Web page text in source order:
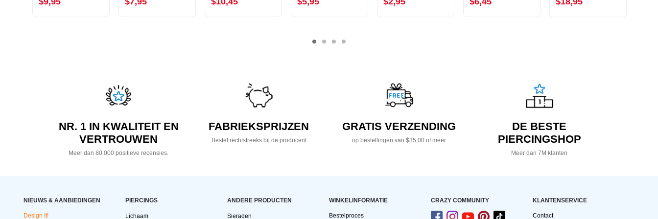
NR. 1 IN KWALITEIT EN
VERTROUWEN
Meer dan 80.000 positieve recensies.
FABRIEKSPRIJZEN
Bestel rechtstreeks bij de producent
GRATIS VERZENDING
op bestellingen van $35,00 of meer
DE BESTE
PIERCINGSHOP
Meer dan 7M klanten
NIEUWS & AANBIEDINGEN
Design It!
PIERCINGS
Lichaam
ANDERE PRODUCTEN
Sieraden
WINKELINFORMATIE
Bestelproces
CRAZY COMMUNITY KLANTENSERVICE
Contact